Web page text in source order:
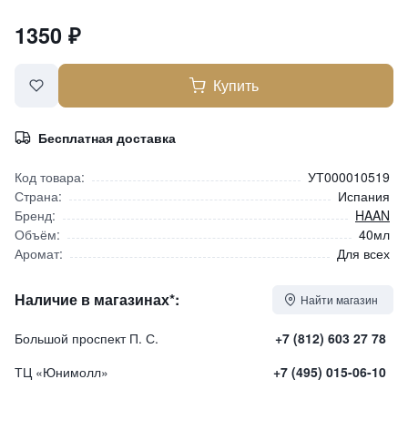
1350 ₽
Купить
Бесплатная доставка
Код товара:
УТ000010519
Страна:
Испания
Бренд:
HAAN
Объём:
40мл
Аромат:
Для всех
Наличие в магазинах*: Найти магазин
Большой проспект П. С.
+7 (812) 603 27 78
ТЦ «Юнимолл»
+7 (495) 015-06-10